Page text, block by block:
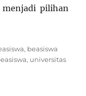
pilihan
, beasiswa
, universitas